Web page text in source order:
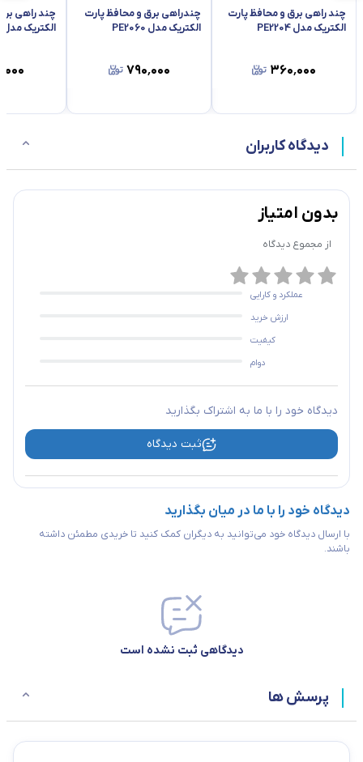
ولتاژ ورودی 220 ولت
شدن جریان
245 ولت
طول کابل
دکمه روشن و خاموش
مقاوم در برابر رطوبت
مقاوم در برابر گرد و
محافظ داخلی دارد
مناسب برای سیستم صوتی و
تصویری کامپیوتر
چند راهی برق و محافظ پارت
الکتریک مدل PE2204
۳۶۰٬۰۰۰
چندراهی برق و محافظ پارت
الکتریک مدل PE2060
۷۹۰٬۰۰۰
چند راهی
الکتریک مدل PE2160
دیدگاه کاربران
بدون امتیاز
از مجموع دیدگاه
عملکرد و کارایی
ارزش خرید
کیفیت
دوام
دیدگاه خود را با ما به اشتراک بگذارید
ثبت دیدگاه
دیدگاه خود را با ما در میان بگذارید
با ارسال دیدگاه خود می‌توانید به دیگران کمک کنید تا خریدی مطمئن داشته
باشند.
دیدگاهی ثبت نشده است
پرسش ها